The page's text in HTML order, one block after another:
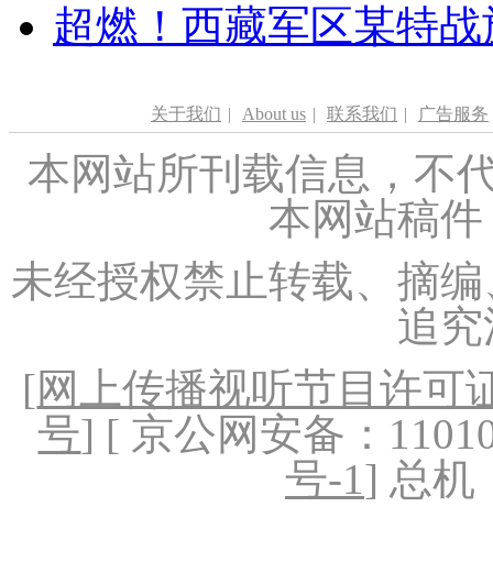
超燃！西藏军区某特
关于我们 | About us | 联系我们 | 广告服务
本网站所刊载信息，不
本网站稿
未经授权禁止转载、摘
追
[网上传播视听节目许可
号] [ 京公网安备：
号-1] 总机